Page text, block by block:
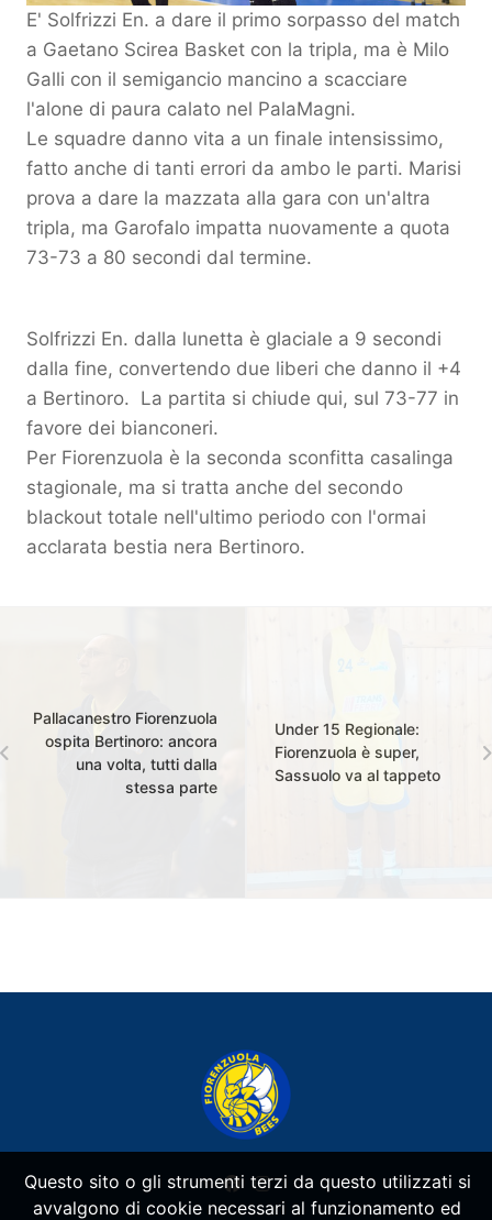
E' Solfrizzi En. a dare il primo sorpasso del match
a Gaetano Scirea Basket con la tripla, ma è Milo
Galli con il semigancio mancino a scacciare
l'alone di paura calato nel PalaMagni.
Le squadre danno vita a un finale intensissimo,
fatto anche di tanti errori da ambo le parti. Marisi
prova a dare la mazzata alla gara con un'altra
tripla, ma Garofalo impatta nuovamente a quota
73-73 a 80 secondi dal termine.
Solfrizzi En. dalla lunetta è glaciale a 9 secondi
dalla fine, convertendo due liberi che danno il +4
a Bertinoro. La partita si chiude qui, sul 73-77 in
favore dei bianconeri.
Per Fiorenzuola è la seconda sconfitta casalinga
stagionale, ma si tratta anche del secondo
blackout totale nell'ultimo periodo con l'ormai
acclarata bestia nera Bertinoro.
Pallacanestro Fiorenzuola
ospita Bertinoro: ancora
una volta, tutti dalla
stessa parte
Under 15 Regionale:
Fiorenzuola è super,
Sassuolo va al tappeto
Questo sito o gli strumenti terzi da questo utilizzati si
avvalgono di cookie necessari al funzionamento ed